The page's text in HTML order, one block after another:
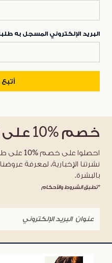
البريد الإلكتروني المسجل به
خصم %10 على
احصلوا
نشرتنا الإخبارية، لمعرفة
بالبشرة.
*تطبق الشروط والأحكام